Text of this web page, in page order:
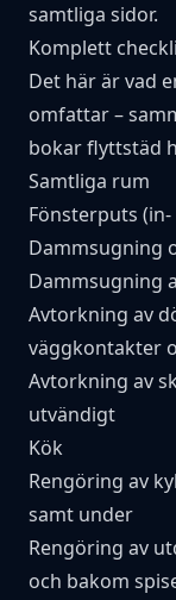
samtliga sidor.
Komplett
Det här är vad
omfattar –
bokarflyttstäd
Samtliga rum
Fönsterputs
Dammsugning
Dammsugning
Avtorkning av
väggkontakter
Avtorkning av
utvändigt
Kök
Rengöring av
samt under
Rengöring av
och bakom